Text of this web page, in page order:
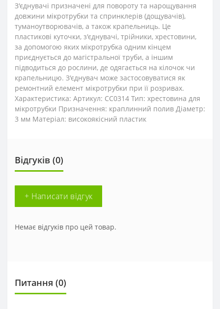
З'єднувачі призначені для повороту та нарощування
довжини мікротрубки та спринклерів (дощувачів),
туманоутворювачів, а також крапельниць. Це
пластикові куточки, з'єднувачі, трійники, хрестовини,
за допомогою яких мікротрубка одним кінцем
приєднується до магістральної труби, а іншим
підводиться до рослини, де одягається на кілочок чи
крапельницю. З'єднувач може застосовуватися як
ремонтний елемент мікротрубки при її розривах.
Характеристика: Артикул: CC0314 Тип: хрестовина для
мікротрубки Призначення: краплинний полив Діаметр:
3 мм Матеріал: високоякісний пластик
Відгуків (0)
+ Написати відгук
Немає відгуків про цей товар.
Питання (0)